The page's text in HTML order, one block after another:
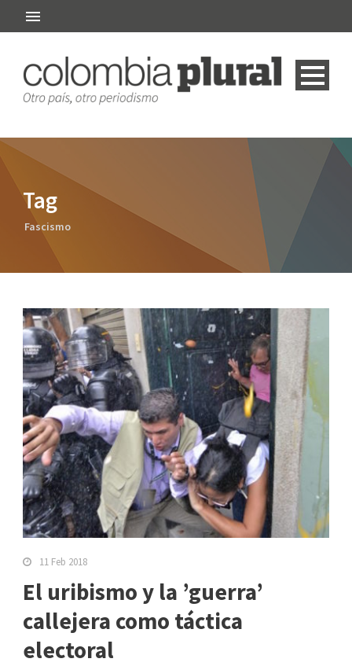
Tag
Fascismo
11 Feb 2018
El uribismo y la ’guerra’
callejera como táctica
electoral